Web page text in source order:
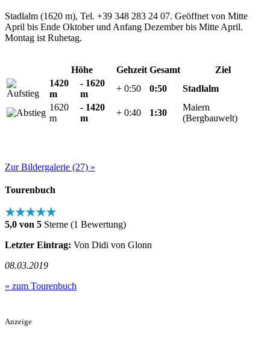
Stadlalm (1620 m), Tel. +39 348 283 24 07. Geöffnet von Mitte
April bis Ende Oktober und Anfang Dezember bis Mitte April.
Montag ist Ruhetag.
Höhe Gehzeit Gesamt
Ziel
1420
m
- 1620
m
+ 0:50 0:50
Stadlalm
1620
m
- 1420
m
+ 0:40 1:30
Maiern
(Bergbauwelt)
Zur Bildergalerie (27) »
Tourenbuch
★★★★★
5,0 von 5 Sterne (1 Bewertung)
Letzter Eintrag: Von Didi von Glonn
08.03.2019
» zum Tourenbuch
Anzeige